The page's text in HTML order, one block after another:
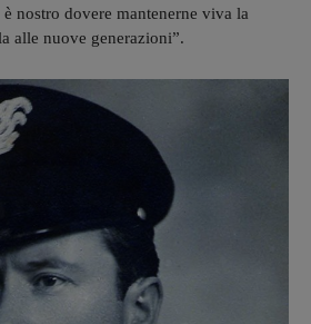
nostro dovere mantenerne viva la
alle nuove generazioni”.